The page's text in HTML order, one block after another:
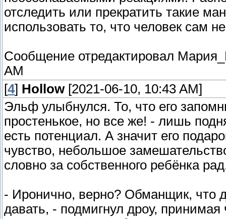
отследить или прекратить такие
использовать то, что человек сам
Сообщение отредактировал
AM
[4] Hollow[2021-06-10, 10:43 AM]
Эльф улыбнулся. То, что его
простенькое, но все же! - лишь
есть потенциал. А значит его
чувство, небольшое
словно за собственного ребёнка
- Иронично, верно? Обманщик, что
давать, - подмигнул дроу,